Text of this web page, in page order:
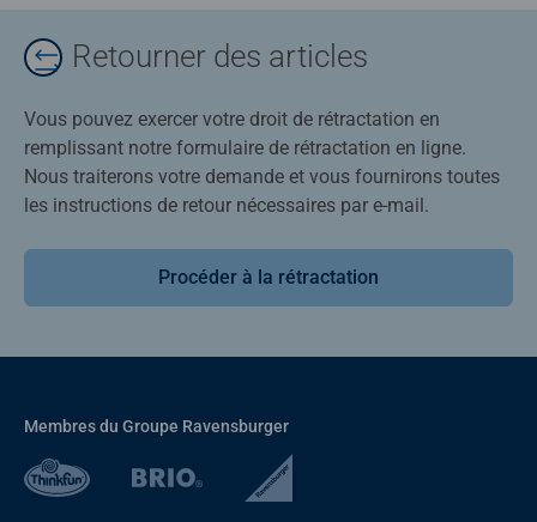
Retourner des articles
Vous pouvez exercer votre droit de rétractation en
remplissant notre formulaire de rétractation en ligne.
Nous traiterons votre demande et vous fournirons toutes
les instructions de retour nécessaires par e-mail.
Procéder à la rétractation
Membres du Groupe Ravensburger